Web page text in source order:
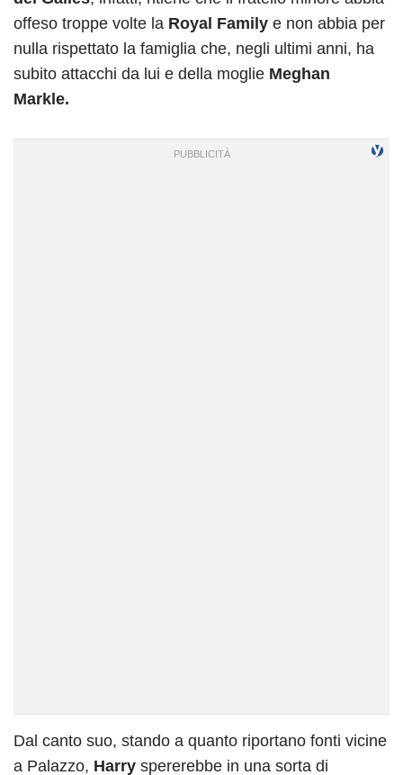
offeso troppe volte la Royal Family e non abbia per
nulla rispettato la famiglia che, negli ultimi anni, ha
subito attacchi da lui e della moglie Meghan
Markle.
Dal canto suo, stando a quanto riportano fonti vicine
a Palazzo, Harry spererebbe in una sorta di